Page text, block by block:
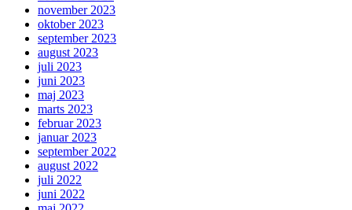
november 2023
oktober 2023
september 2023
august 2023
juli 2023
juni 2023
maj 2023
marts 2023
februar 2023
januar 2023
september 2022
august 2022
juli 2022
juni 2022